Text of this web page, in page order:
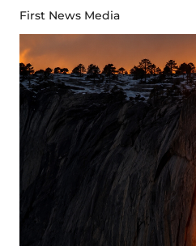
First News Media